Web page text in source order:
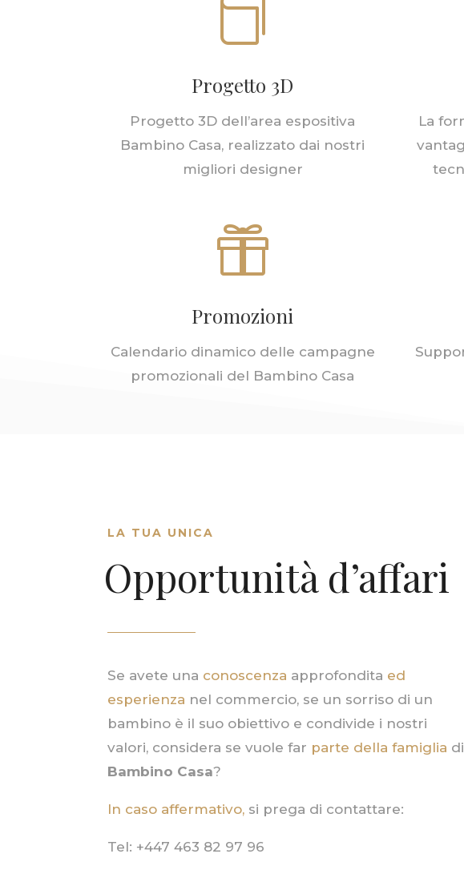

Progetto 3D
Progetto 3D dell’area espositiva
Bambino Casa, realizzato dai nostri
migliori designer
La

Promozioni
Calendario dinamico delle campagne
promozionali del Bambino Casa
LA TUA UNICA
Opportunità d’affari
Se avete una conoscenza approfondita ed
esperienza nel commercio, se un sorriso di un
bambino è il suo obiettivo e condivide i nostri
valori, considera se vuole far parte della famiglia di
Bambino Casa?
In caso affermativo, si prega di contattare:
Tel: +447 463 82 97 96